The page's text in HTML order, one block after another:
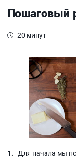
Пошаговый
20 минут
Для начала мы